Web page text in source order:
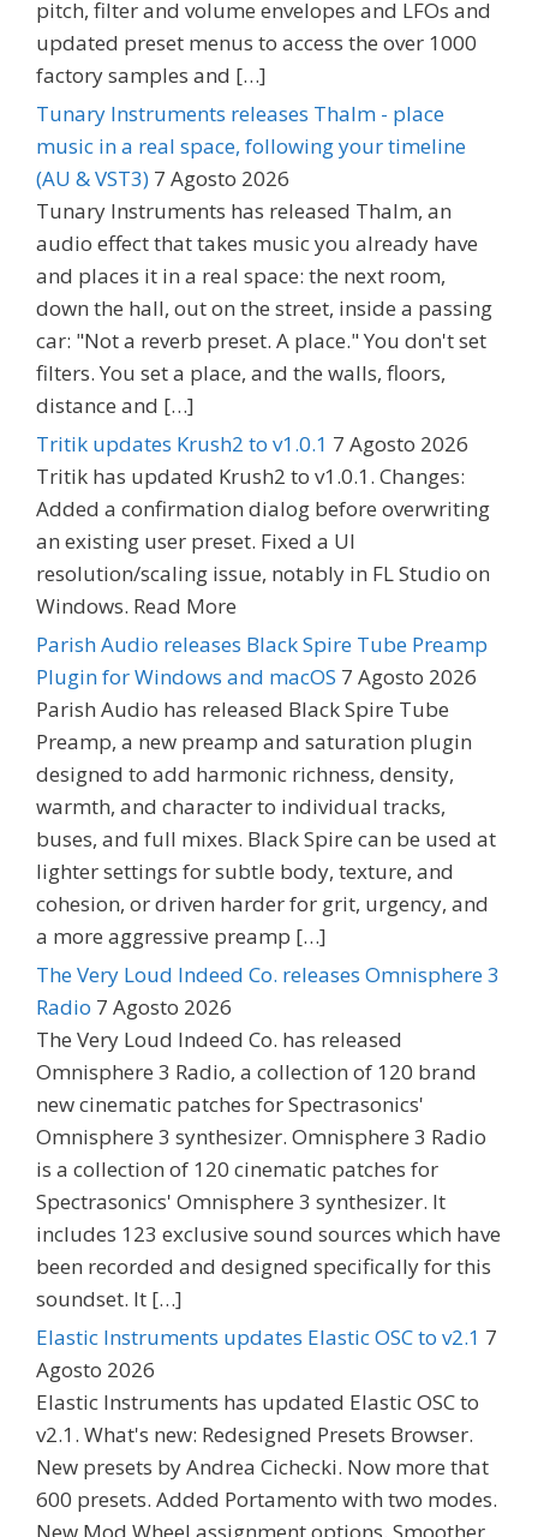
pitch, filter and volume envelopes and LFOs and
updated preset menus to access the over 1000
factory samples and […]
Tunary Instruments releases Thalm - place
music in a real space, following your timeline
(AU & VST3) 7 Agosto 2026
Tunary Instruments has released Thalm, an
audio effect that takes music you already have
and places it in a real space: the next room,
down the hall, out on the street, inside a passing
car: "Not a reverb preset. A place." You don't set
filters. You set a place, and the walls, floors,
distance and […]
Tritik updates Krush2 to v1.0.1 7 Agosto 2026
Tritik has updated Krush2 to v1.0.1. Changes:
Added a confirmation dialog before overwriting
an existing user preset. Fixed a UI
resolution/scaling issue, notably in FL Studio on
Windows. Read More
Parish Audio releases Black Spire Tube Preamp
Plugin for Windows and macOS 7 Agosto 2026
Parish Audio has released Black Spire Tube
Preamp, a new preamp and saturation plugin
designed to add harmonic richness, density,
warmth, and character to individual tracks,
buses, and full mixes. Black Spire can be used at
lighter settings for subtle body, texture, and
cohesion, or driven harder for grit, urgency, and
a more aggressive preamp […]
The Very Loud Indeed Co. releases Omnisphere 3
Radio 7 Agosto 2026
The Very Loud Indeed Co. has released
Omnisphere 3 Radio, a collection of 120 brand
new cinematic patches for Spectrasonics'
Omnisphere 3 synthesizer. Omnisphere 3 Radio
is a collection of 120 cinematic patches for
Spectrasonics' Omnisphere 3 synthesizer. It
includes 123 exclusive sound sources which have
been recorded and designed specifically for this
soundset. It […]
Elastic Instruments updates Elastic OSC to v2.1 7
Agosto 2026
Elastic Instruments has updated Elastic OSC to
v2.1. What's new: Redesigned Presets Browser.
New presets by Andrea Cichecki. Now more that
600 presets. Added Portamento with two modes.
New Mod Wheel assignment options. Smoother